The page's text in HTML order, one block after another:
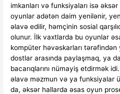
imkanları və funksiyaları isə
oyunlar adətən daim yenilənir,
əlavə edilir, həmçinin sosial
olunur. İlk vaxtlarda bu oyunlar
kompüter həvəskarları tərəfindən
dostlar arasında paylaşmaq, ya
bacarıqlarını nümayiş etdirmək
əlavə məzmun və ya funksiyalar
da, əksər hallarda əsas oyun